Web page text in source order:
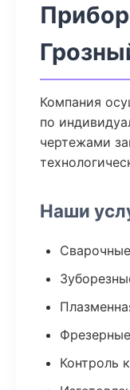
Компания
по
чертежами
Наши
Контроль